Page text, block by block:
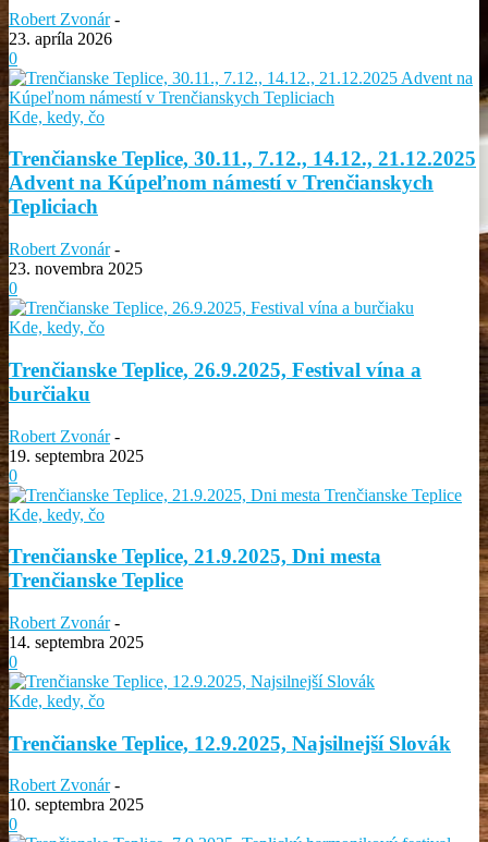
Robert Zvonár -
23. apríla 2026
0
Kde, kedy, čo
Trenčianske Teplice, 30.11., 7.12., 14.12., 21.12.2025
Advent na Kúpeľnom námestí v Trenčianskych
Tepliciach
Robert Zvonár -
23. novembra 2025
0
Kde, kedy, čo
Trenčianske Teplice, 26.9.2025, Festival vína a
burčiaku
Robert Zvonár -
19. septembra 2025
0
Kde, kedy, čo
Trenčianske Teplice, 21.9.2025, Dni mesta
Trenčianske Teplice
Robert Zvonár -
14. septembra 2025
0
Kde, kedy, čo
Trenčianske Teplice, 12.9.2025, Najsilnejší Slovák
Robert Zvonár -
10. septembra 2025
0